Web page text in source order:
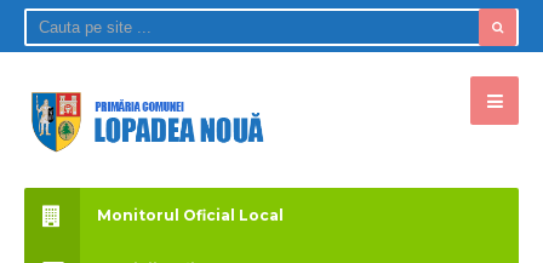
Monitorul Oficial Local